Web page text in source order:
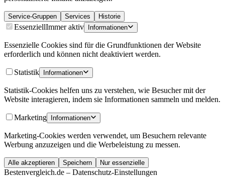
Service-Gruppen Services Historie
EssenziellImmer aktiv Informationen
Essenzielle Cookies sind für die Grundfunktionen der Website
erforderlich und können nicht deaktiviert werden.
Statistik Informationen
Statistik-Cookies helfen uns zu verstehen, wie Besucher mit der
Website interagieren, indem sie Informationen sammeln und melden.
Marketing Informationen
Marketing-Cookies werden verwendet, um Besuchern relevante
Werbung anzuzeigen und die Werbeleistung zu messen.
Alle akzeptieren Speichern Nur essenzielle
Bestenvergleich.de – Datenschutz-Einstellungen